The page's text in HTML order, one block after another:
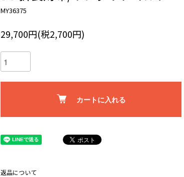
MY36375
29,700円(税2,700円)
カートに入れる
返品について